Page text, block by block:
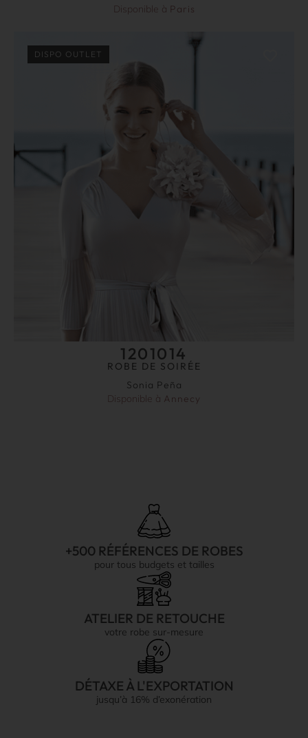
Disponible à Paris
DISPO OUTLET
1201014
ROBE DE SOIRÉE
Sonia Peña
Disponible à Annecy
+500 RÉFÉRENCES DE ROBES
pour tous budgets et tailles
ATELIER DE RETOUCHE
votre robe sur-mesure
DÉTAXE À L'EXPORTATION
jusqu’à 16% d’exonération